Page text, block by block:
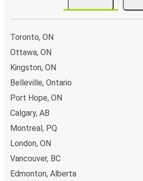
Toronto, ON
Ottawa, ON
Kingston, ON
Belleville, Ontario
Port Hope, ON
Calgary, AB
Montreal, PQ
London, ON
Vancouver, BC
Edmonton, Alberta